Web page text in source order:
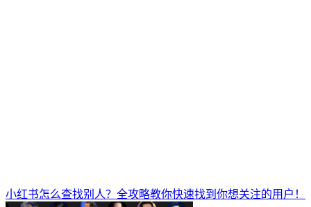
小红书怎么查找别人？全攻略教你快速找到你想关注的用户！